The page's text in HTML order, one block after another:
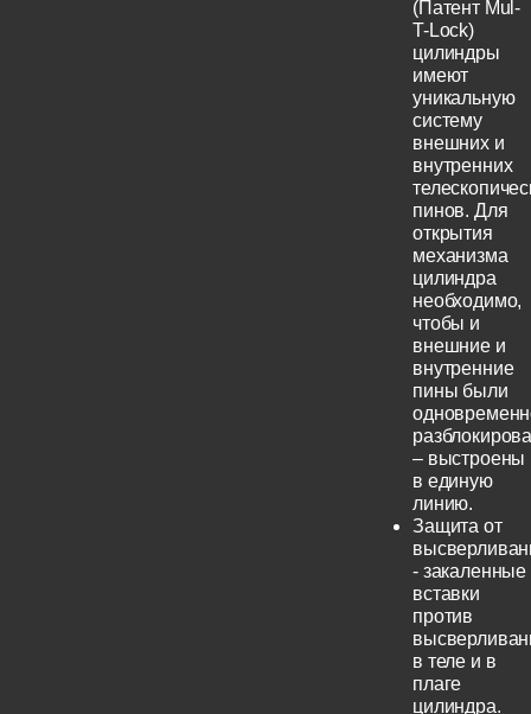
(Патент Mul-
T-Lock)
цилиндры
имеют
уникальную
систему
внешних и
внутренних
пинов. Для
открытия
механизма
цилиндра
необходимо,
чтобы и
внешние и
внутренние
пины были
– выстроены
в единую
линию.
Защита от
- закаленные
вставки
против
в теле и в
плаге
цилиндра.